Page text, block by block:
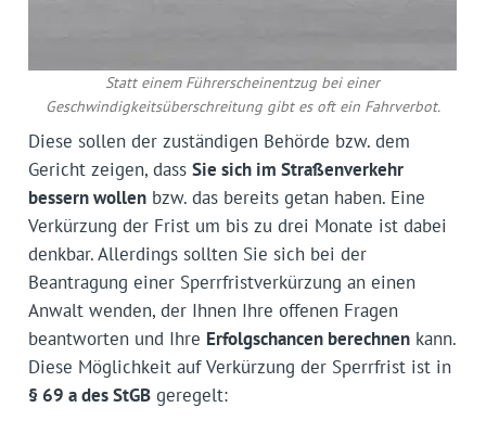
Statt einem Führerscheinentzug bei einer
Geschwindigkeitsüberschreitung gibt es oft ein Fahrverbot.
Diese sollen der zuständigen Behörde bzw. dem
Gericht zeigen, dass Sie sich im Straßenverkehr
bessern wollenbzw. das bereits getan haben. Eine
Verkürzung der Frist um bis zu drei Monate ist dabei
denkbar. Allerdings sollten Sie sich bei der
Beantragung einer Sperrfristverkürzung an einen
Anwalt wenden, der Ihnen Ihre offenen Fragen
beantworten und Ihre Erfolgschancen berechnenkann.
Diese Möglichkeit auf Verkürzung der Sperrfrist ist in
§ 69 a des StGBgeregelt: